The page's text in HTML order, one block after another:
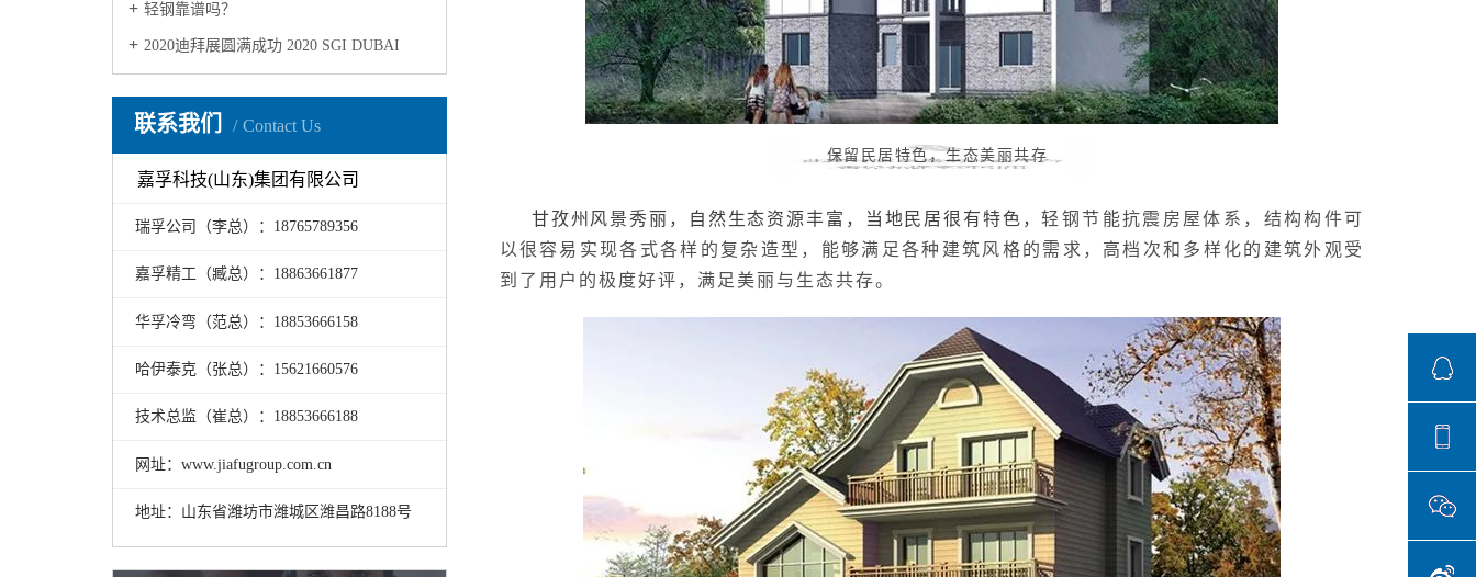
轻钢靠谱吗？
2020迪拜展圆满成功 2020 SGI DUBAI
联系我们 Contact Us
嘉孚科技(山东)集团有限公司
瑞孚公司（李总）：18765789356
嘉孚精工（臧总）：18863661877
华孚冷弯（范总）：18853666158
哈伊泰克（张总）：15621660576
技术总监（崔总）：18853666188
网址：www.jiafugroup.com.cn
地址：山东省潍坊市潍城区潍昌路8188号
保留民居特色，生态美丽共存
甘孜州风景秀丽，自然生态资源丰富，当地民居很有特色，轻钢节能抗震房屋体系，结构构件可
以很容易实现各式各样的复杂造型，能够满足各种建筑风格的需求，高档次和多样化的建筑外观受
到了用户的极度好评，满足美丽与生态共存。